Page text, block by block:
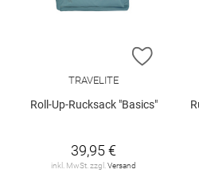
ZUR
TRAVELITE
Roll-Up-Rucksack "Basics"
39,95 €
inkl. MwSt. zzgl. Versand